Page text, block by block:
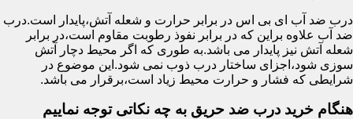
درب ضد آب ای بی اس در برابر حرارت و شعله آتش،پایدار است.درب
ضد آب علاوه براین که در برابر نفوذ رطوبت مقاوم است،در برابر
شعله آتش نیز پایدار می باشد.به طوری که اگر محیط دچار آتش
سوزی شود،اجزای ساختار درب ذوب نمی شود.این موضوع در
شرایطی که فشار و حرارت محیط زیاد است،برقرار می باشد.
هنگام خرید درب ضد حریق به چه نکاتی توجه نماییم